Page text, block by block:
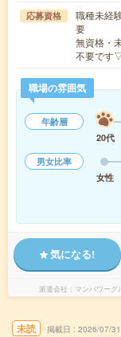
応募資格
職種未経
要
無資格・
不要です
職場の雰囲気
年齢層
20代
男女比率
女性
気になる!
派遣会社 マンパワー
未読 掲載日 2026/07/31